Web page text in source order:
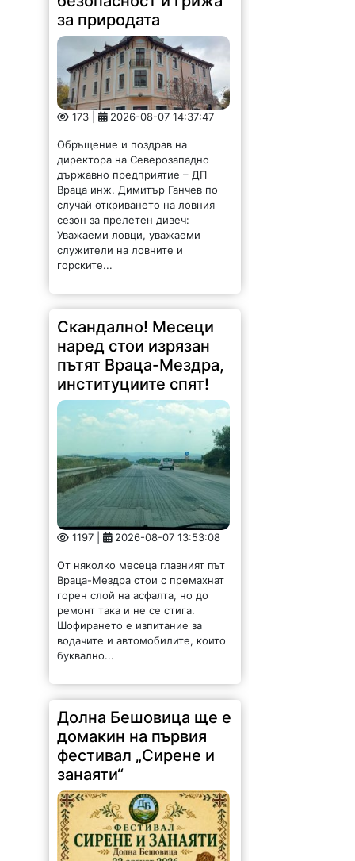
за природата
173 | 2026-08-07 14:37:47
Обръщение и поздрав на
директора на Северозападно
държавно предприятие – ДП
Враца инж. Димитър Ганчев по
случай откриването на ловния
сезон за прелетен дивеч:
Уважаеми ловци, уважаеми
служители на ловните и
горските...
Скандално! Месеци
наред стои изрязан
пътят Враца-Мездра,
институциите спят!
1197 | 2026-08-07 13:53:08
От няколко месеца главният път
Враца-Мездра стои с премахнат
горен слой на асфалта, но до
ремонт така и не се стига.
Шофирането е изпитание за
водачите и автомобилите, които
буквално...
Долна Бешовица ще е
домакин на първия
фестивал „Сирене и
занаяти“